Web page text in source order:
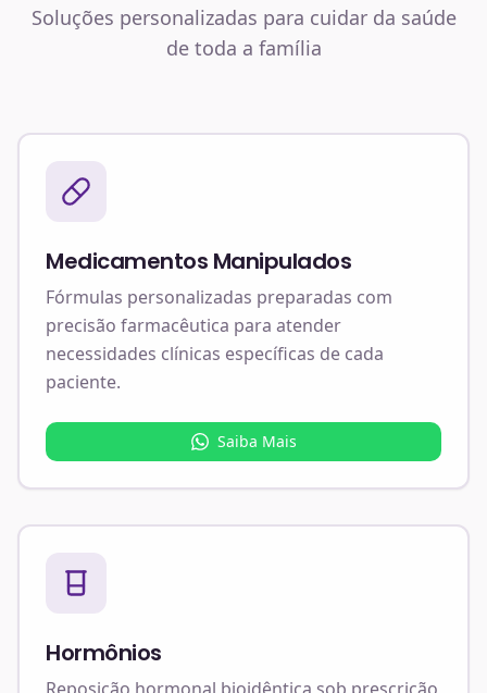
Soluções personalizadas para cuidar da saúde
de toda a família
Medicamentos Manipulados
Fórmulas personalizadas preparadas com
precisão farmacêutica para atender
necessidades clínicas específicas de cada
paciente.
Saiba Mais
Hormônios
Reposição hormonal bioidêntica sob prescrição